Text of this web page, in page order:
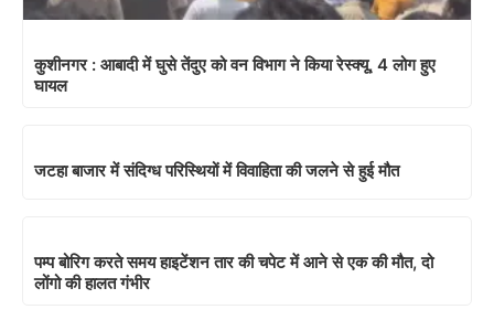
कुशीनगर : आबादी में घुसे तेंदुए को वन विभाग ने किया रेस्क्यू, 4 लोग हुए
घायल
जटहा बाजार में संदिग्ध परिस्थियों में विवाहिता की जलने से हुई मौत
पम्प बोरिग करते समय हाइटेंशन तार की चपेट में आने से एक की मौत, दो
लोंगो की हालत गंभीर